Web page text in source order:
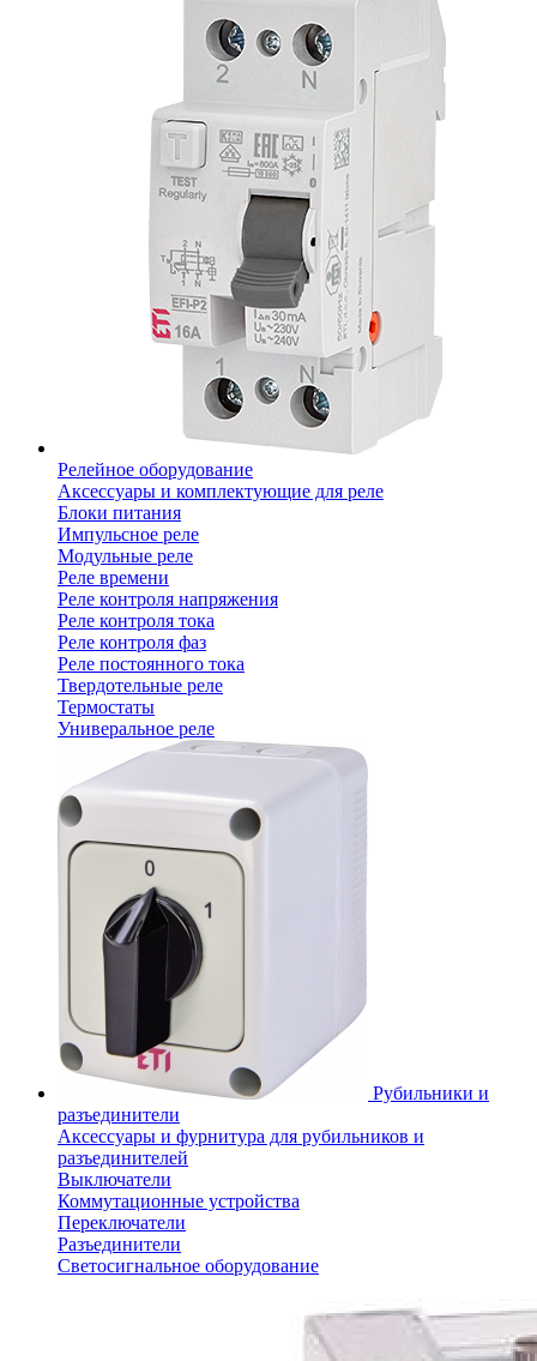
Релейное оборудование
Аксессуары и комплектующие для реле
Блоки питания
Импульсное реле
Модульные реле
Реле времени
Реле контроля напряжения
Реле контроля тока
Реле контроля фаз
Реле постоянного тока
Твердотельные реле
Термостаты
Универальное реле
Рубильники и
разъединители
Аксессуары и фурнитура для рубильников и
разъединителей
Выключатели
Коммутационные устройства
Переключатели
Разъединители
Светосигнальное оборудование